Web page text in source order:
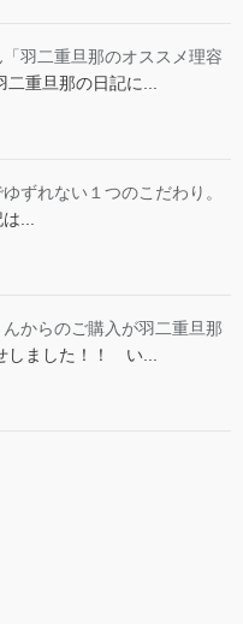
羽二重旦那のオススメ理容
二重旦那の日記に...
ずれない１つのこだわり。
...
からのご購入が羽二重旦那
しました！！ い...